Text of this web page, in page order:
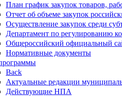
План график закупок товаров,
Отчет об объеме закупок
Осуществление закупок среди
Департамент по регулированию
Общероссийский официальный
Нормативные документы
Back
Актуальные редакции
Действующие НПА